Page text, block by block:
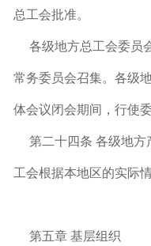
总工会批准。
各级地方总工会委员
常务委员会召集。各级
体会议闭会期间，行使
第二十四条 各级地方
工会根据本地区的实际情
第五章 基层组织